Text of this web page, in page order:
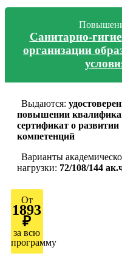
Санитарно-
организации
Выдаются:
повышении
сертификат о развитии
компетенций
Варианты
нагрузки: 72/108/144
От
1893
₽
за всю
программу